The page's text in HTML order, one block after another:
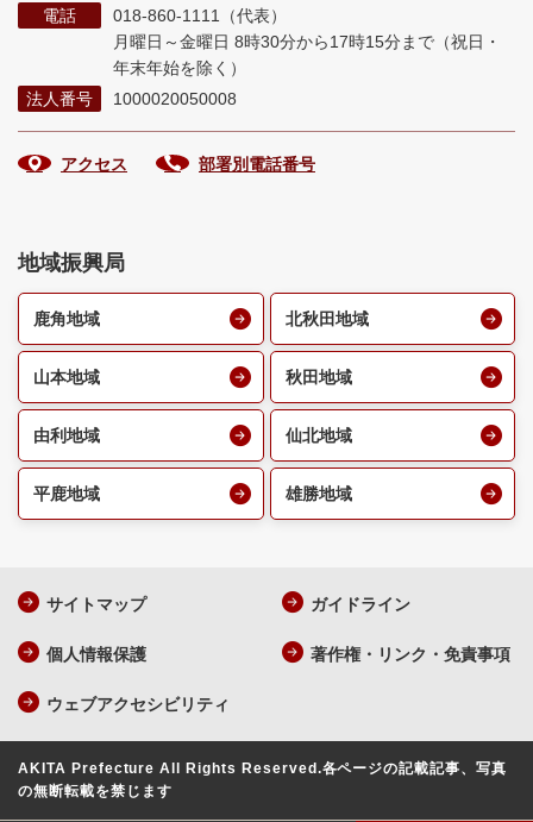
電話
018-860-1111（代表）
月曜日～金曜日 8時30分から17時15分まで （祝日・
年末年始を除く）
法人番号
1000020050008
アクセス 部署別電話番号
地域振興局
鹿角地域 北秋田地域
山本地域 秋田地域
由利地域 仙北地域
平鹿地域 雄勝地域
サイトマップ ガイドライン
個人情報保護 著作権・リンク・免責事項
ウェブアクセシビリティ
AKITA Prefecture All Rights Reserved.各ページの記載記事、写真
の無断転載を禁じます